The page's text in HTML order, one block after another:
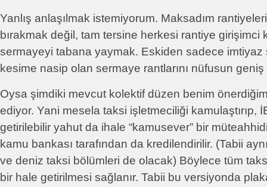
Yanlış anlaşılmak istemiyorum. Maksadım
bırakmak değil, tam tersine herkesi rantiye girişimci
sermayeyi tabana yaymak. Eskiden sadece imtiyaz
kesime nasip olan sermaye rantlarını nüfusun
Oysa şimdiki mevcut kolektif düzen benim
ediyor. Yani mesela taksi işletmeciliği kamulaştırıp,
getirilebilir yahut da ihale “kamusever” bir
kamu bankası tarafından da kredilendirilir. (Tabii
ve deniz taksi bölümleri de olacak) Böylece tüm
bir hale getirilmesi sağlanır. Tabii bu versiyonda